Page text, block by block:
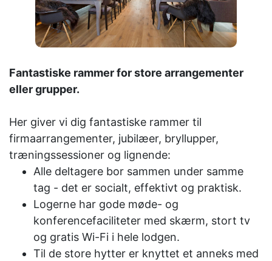
Fantastiske rammer for store arrangementer
eller grupper.
Her giver vi dig fantastiske rammer til
firmaarrangementer, jubilæer, bryllupper,
træningssessioner og lignende:
Alle deltagere bor sammen under samme
tag - det er socialt, effektivt og praktisk.
Logerne har gode møde- og
konferencefaciliteter med skærm, stort tv
og gratis Wi-Fi i hele lodgen.
Til de store hytter er knyttet et anneks med